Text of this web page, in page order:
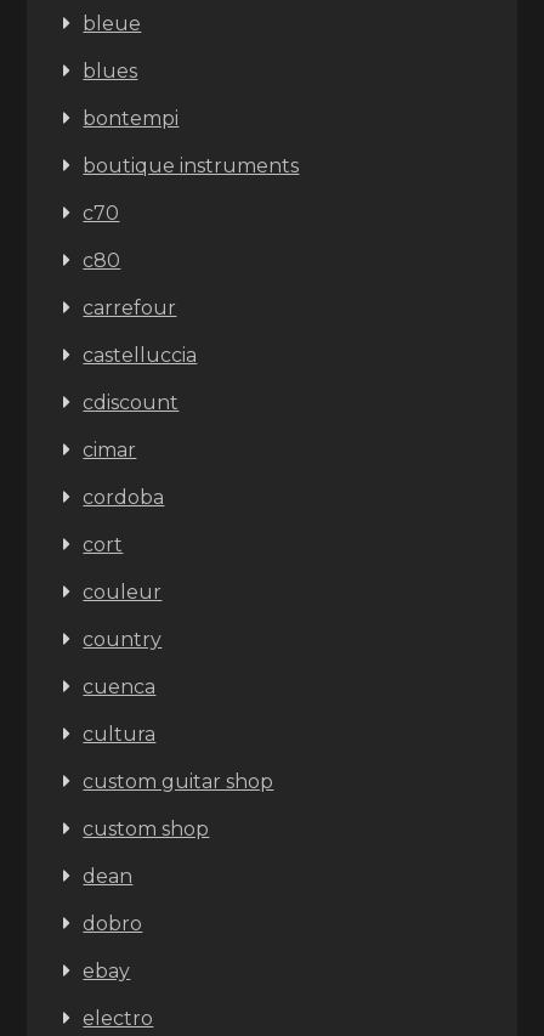
bleue
blues
bontempi
boutique instruments
c70
c80
carrefour
castelluccia
cdiscount
cimar
cordoba
cort
couleur
country
cuenca
cultura
custom guitar shop
custom shop
dean
dobro
ebay
electro